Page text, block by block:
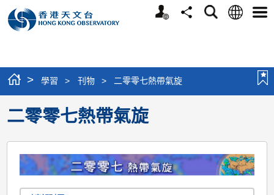
個
分
搜
語
選
> 學習 > 刊物 > 二零零七熱帶氣旋
二零零七熱帶氣旋